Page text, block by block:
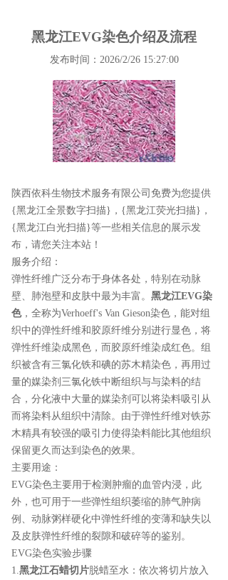
黑龙江EVG染色介绍及流程
发布时间：2026/2/26 15:27:00
陕西依科生物技术服务有限公司免费为您提供
{黑龙江全景数字扫描} ，{黑龙江荧光扫描}，
{黑龙江白光扫描}等一些相关信息的展示发
布，请您关注本站！
服务介绍：
弹性纤维广泛分布于身体各处，特别在动脉
壁、肺泡壁和皮肤中最为丰富。 黑龙江EVG染
色，全称为Verhoeff's Van Gieson染色，能对组
织中的弹性纤维和胶原纤维分别进行显色，将
弹性纤维染成黑色，而胶原纤维染成红色。组
织被含有三氯化铁和碘的苏木精染色，再用过
量的媒染剂三氯化铁中断组织与与染料的结
合，分化液中大量的媒染剂可以将染料吸引从
而将染料从组织中清除。由于弹性纤维对铁苏
木精具有较强的吸引力使得染料能比其他组织
保留更久而达到染色的效果。
主要用途：
EVG染色主要用于检测肿瘤的血管内浸，此
外，也可用于一些弹性组织萎缩的肺气肿病
例、动脉粥样硬化中弹性纤维的变薄和缺失以
及皮肤弹性纤维的裂隙和破碎等的鉴别。
EVG染色实验步骤
1.黑龙江石蜡切片脱蜡至水：依次将切片放入